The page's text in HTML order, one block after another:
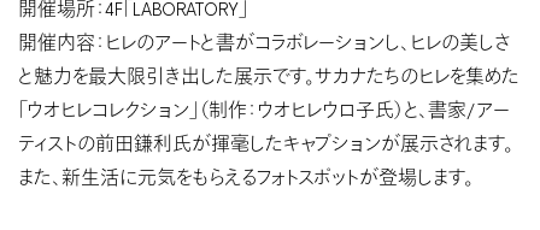
開催場所：4F「LABORATORY」
開催内容：ヒレのアートと書がコラボレーションし、ヒレの美しさ
と魅⼒を最⼤限引き出した展⽰です。サカナたちのヒレを集めた
「ウオヒレコレクション」（制作：ウオヒレウロ⼦⽒）と、書家/アー
ティストの前⽥鎌利⽒が揮毫したキャプションが展⽰されます。
また、新⽣活に元気をもらえるフォトスポットが登場します。